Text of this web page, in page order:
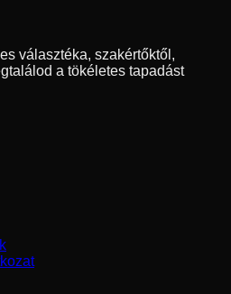
választéka, szakértőktől,
a tökéletes tapadást